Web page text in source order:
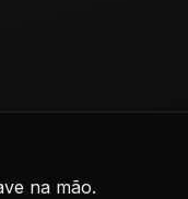
na mão.